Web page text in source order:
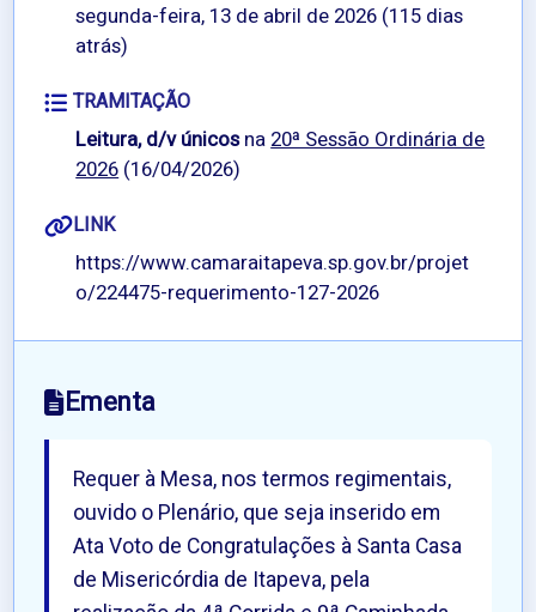
segunda-feira, 13 de abril de 2026 (115 dias
atrás)
TRAMITAÇÃO
Leitura, d/v únicosna20ª Sessão Ordinária de
2026(16/04/2026)
LINK
https://www.camaraitapeva.sp.gov.br/projet
o/224475-requerimento-127-2026
Ementa
Requer à Mesa, nos termos regimentais,
ouvido o Plenário, que seja inserido em
Ata Voto de Congratulações à Santa Casa
de Misericórdia de Itapeva, pela